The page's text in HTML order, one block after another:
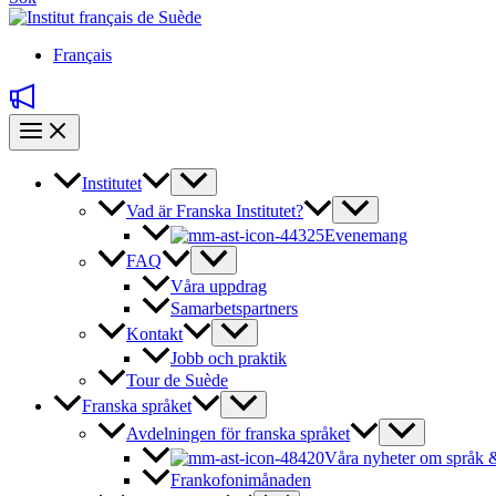
Français
Institutet
Vad är Franska Institutet?
Evenemang
FAQ
Våra uppdrag
Samarbetspartners
Kontakt
Jobb och praktik
Tour de Suède
Franska språket
Avdelningen för franska språket
Våra nyheter om språk
Frankofonimånaden